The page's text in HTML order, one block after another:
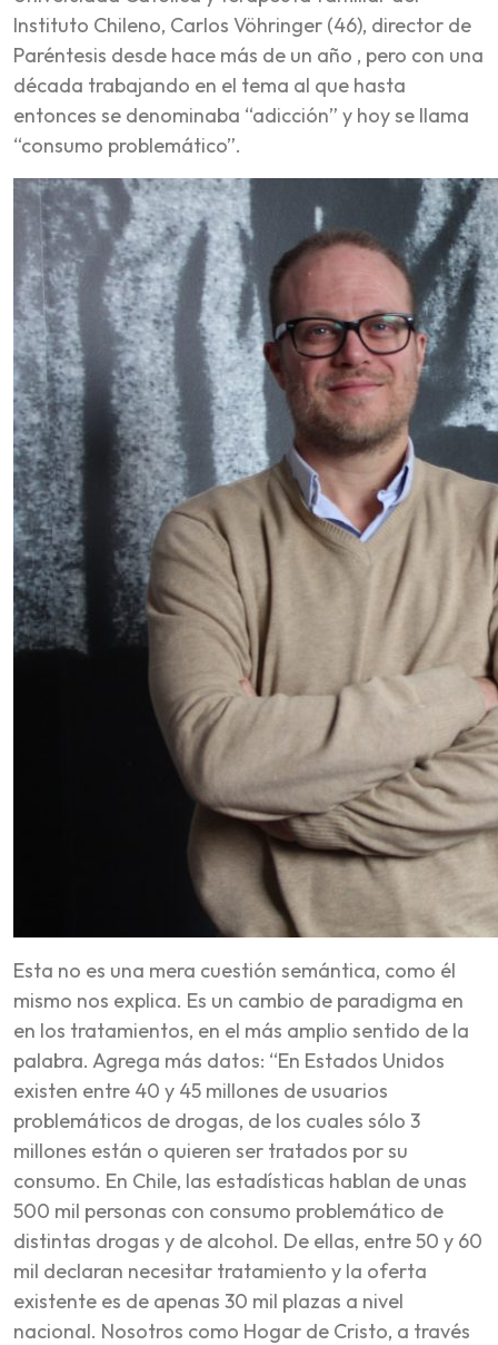
Instituto Chileno, Carlos Vöhringer (46), director de
Paréntesis desde hace más de un año , pero con una
década trabajando en el tema al que hasta
entonces se denominaba “adicción” y hoy se llama
“consumo problemático”.
Esta no es una mera cuestión semántica, como él
mismo nos explica. Es un cambio de paradigma en
en los tratamientos, en el más amplio sentido de la
palabra. Agrega más datos: “En Estados Unidos
existen entre 40 y 45 millones de usuarios
problemáticos de drogas, de los cuales sólo 3
millones están o quieren ser tratados por su
consumo. En Chile, las estadísticas hablan de unas
500 mil personas con consumo problemático de
distintas drogas y de alcohol. De ellas, entre 50 y 60
mil declaran necesitar tratamiento y la oferta
existente es de apenas 30 mil plazas a nivel
nacional. Nosotros como Hogar de Cristo, a través